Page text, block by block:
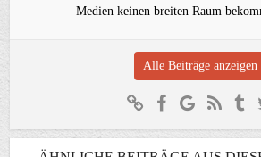
Medien keinen breiten Raum
Alle Beiträge anzeigen